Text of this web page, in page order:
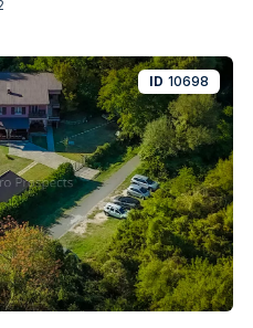
ID 10698